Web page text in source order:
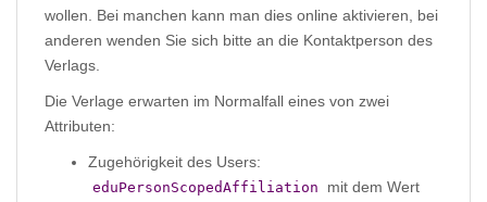
wollen. Bei manchen kann man dies online aktivieren, bei
anderen wenden Sie sich bitte an die Kontaktperson des
Verlags.
Die Verlage erwarten im Normalfall eines von zwei
Attributen:
Zugehörigkeit des Users:
eduPersonScopedAffiliation
mit dem Wert